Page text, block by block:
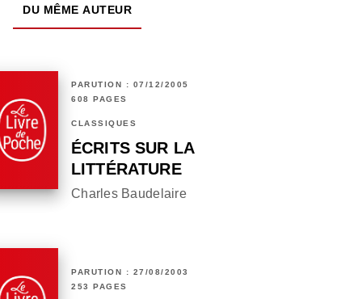
DU MÊME AUTEUR
PARUTION : 07/12/2005
608 PAGES
CLASSIQUES
ÉCRITS SUR LA
LITTÉRATURE
Charles Baudelaire
PARUTION : 27/08/2003
253 PAGES